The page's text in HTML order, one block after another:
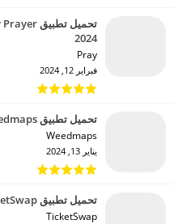
2024
Pray‏
فبراير 12, 2024
تحميل تطبيق Weedmaps مهكر للاندرويد 2024
Weedmaps‏
يناير 13, 2024
تحميل تطبيق TicketSwap مهكر للاندرويد 2024
TicketSwap‏